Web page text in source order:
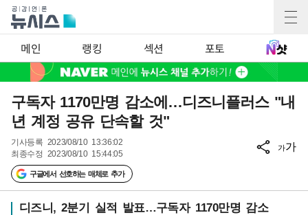
메인 랭킹 섹션 포토
구독자 1170만명 감소에…디즈니플러스 "내
년 계정 공유 단속할 것"
기사등록 2023/08/10 13:36:02
최종수정 2023/08/10 15:44:05
구글에서 선호하는 매체로 추가
가가
디즈니, 2분기 실적 발표…구독자 1170만명 감소